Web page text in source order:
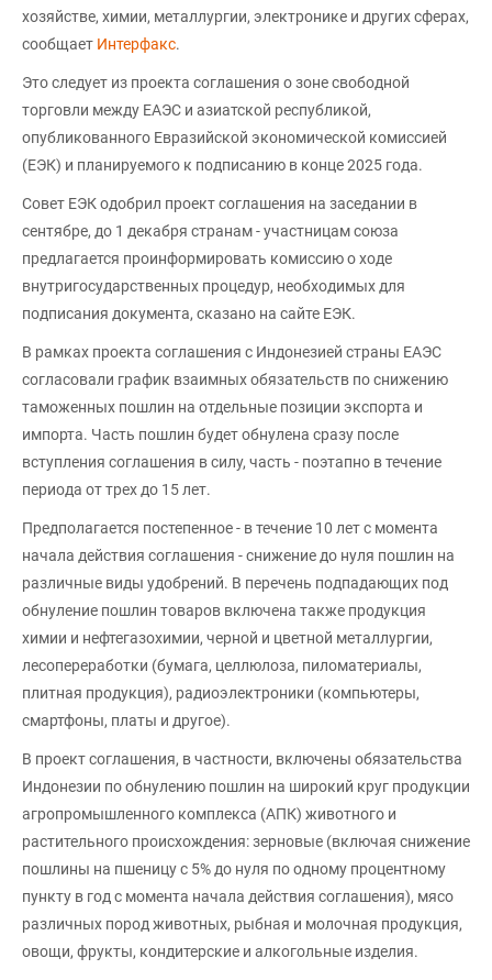
хозяйстве, химии, металлургии, электронике и других сферах,
сообщает Интерфакс.
Это следует из проекта соглашения о зоне свободной
торговли между ЕАЭС и азиатской республикой,
опубликованного Евразийской экономической комиссией
(ЕЭК) и планируемого к подписанию в конце 2025 года.
Совет ЕЭК одобрил проект соглашения на заседании в
сентябре, до 1 декабря странам - участницам союза
предлагается проинформировать комиссию о ходе
внутригосударственных процедур, необходимых для
подписания документа, сказано на сайте ЕЭК.
В рамках проекта соглашения с Индонезией страны ЕАЭС
согласовали график взаимных обязательств по снижению
таможенных пошлин на отдельные позиции экспорта и
импорта. Часть пошлин будет обнулена сразу после
вступления соглашения в силу, часть - поэтапно в течение
периода от трех до 15 лет.
Предполагается постепенное - в течение 10 лет с момента
начала действия соглашения - снижение до нуля пошлин на
различные виды удобрений. В перечень подпадающих под
обнуление пошлин товаров включена также продукция
химии и нефтегазохимии, черной и цветной металлургии,
лесопереработки (бумага, целлюлоза, пиломатериалы,
плитная продукция), радиоэлектроники (компьютеры,
смартфоны, платы и другое).
В проект соглашения, в частности, включены обязательства
Индонезии по обнулению пошлин на широкий круг продукции
агропромышленного комплекса (АПК) животного и
растительного происхождения: зерновые (включая снижение
пошлины на пшеницу с 5% до нуля по одному процентному
пункту в год с момента начала действия соглашения), мясо
различных пород животных, рыбная и молочная продукция,
овощи, фрукты, кондитерские и алкогольные изделия.